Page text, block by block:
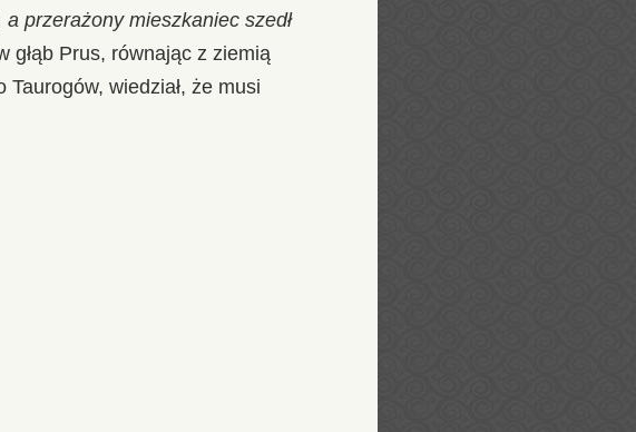
przerażony mieszkaniec szedł
głąb Prus, równając z ziemią
wiedział, że musi